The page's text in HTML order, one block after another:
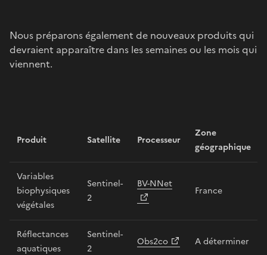
Nous préparons également de nouveaux produits qui
devraient apparaître dans les semaines ou les mois qui
viennent.
Produit Satellite Processeur
Zone
géographique
Variables
biophysiques
végétales
Sentinel-
2
BV-NNet
France
Réflectances
aquatiques
Sentinel-
2
Obs2co A déterminer